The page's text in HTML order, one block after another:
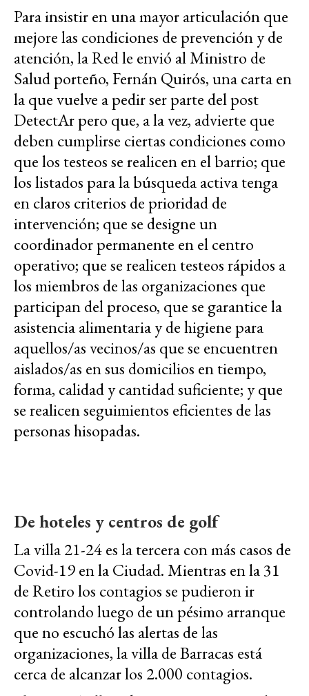
Para insistir en una mayor articulación que
mejore las condiciones de prevención y de
atención, la Red le envió al Ministro de
Salud porteño, Fernán Quirós, una carta en
la que vuelve a pedir ser parte del post
DetectAr pero que, a la vez, advierte que
deben cumplirse ciertas condiciones como
que los testeos se realicen en el barrio; que
los listados para la búsqueda activa tenga
en claros criterios de prioridad de
intervención; que se designe un
coordinador permanente en el centro
operativo; que se realicen testeos rápidos a
los miembros de las organizaciones que
participan del proceso, que se garantice la
asistencia alimentaria y de higiene para
aquellos/as vecinos/as que se encuentren
aislados/as en sus domicilios en tiempo,
forma, calidad y cantidad suficiente; y que
se realicen seguimientos eficientes de las
personas hisopadas.
De hoteles y centros de golf
La villa 21-24 es la tercera con más casos de
Covid-19 en la Ciudad. Mientras en la 31
de Retiro los contagios se pudieron ir
controlando luego de un pésimo arranque
que no escuchó las alertas de las
organizaciones, la villa de Barracas está
cerca de alcanzar los 2.000 contagios.